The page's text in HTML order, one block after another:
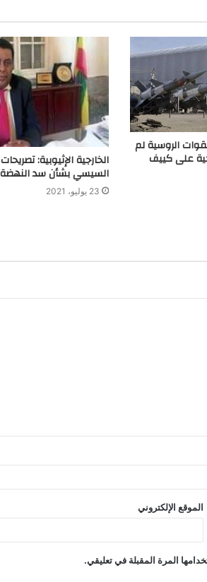
الروسية لم
على كييف الخارجية الإثيوبية:
السيسي بشأن سد النهضة
23 يوليو، 2021
الموقع الإلكتروني
المرة المقبلة في تعليقي.